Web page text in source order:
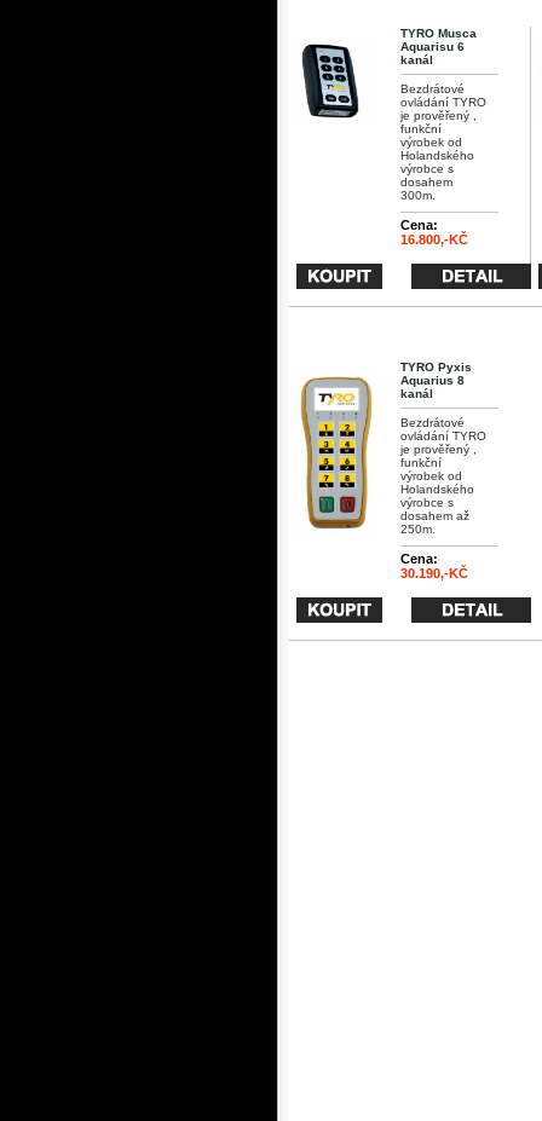
TYRO Musca
Aquarisu 6
kanál
Bezdrátové
ovládání TYRO
je prověřený ,
funkční
výrobek od
Holandského
výrobce s
dosahem
300m.
Cena:
16.800,-KČ
TYRO Pyxis
Aquarius 8
kanál
Bezdrátové
ovládání TYRO
je prověřený ,
funkční
výrobek od
Holandského
výrobce s
dosahem až
250m.
Cena:
30.190,-KČ